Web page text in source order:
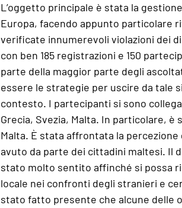
L’oggetto principale è stata la
Europa, facendo appunto particolare
verificate innumerevoli violazioni dei
con ben 185 registrazioni e 150
parte della maggior parte degli
essere le strategie per uscire da tale
contesto. I partecipanti si sono
Grecia, Svezia, Malta. In particolare,
Malta. È stata affrontata la
avuto da parte dei cittadini maltesi. Il
stato molto sentito affinché si possa
locale nei confronti degli stranieri e
stato fatto presente che alcune delle